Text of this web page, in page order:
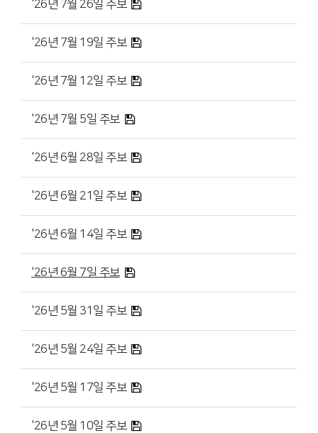
'26년 7월 26일 주보
'26년 7월 19일 주보
'26년 7월 12일 주보
'26년 7월 5일 주보
'26년 6월 28일 주보
'26년 6월 21일 주보
'26년 6월 14일 주보
'26년 6월 7일 주보
'26년 5월 31일 주보
'26년 5월 24일 주보
'26년 5월 17일 주보
'26년 5월 10일 주보